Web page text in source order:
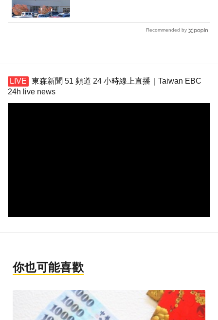
Recommended by
東森新聞 51 頻道 24 小時線上直播｜Taiwan EBC
24h live news
你也可能喜歡